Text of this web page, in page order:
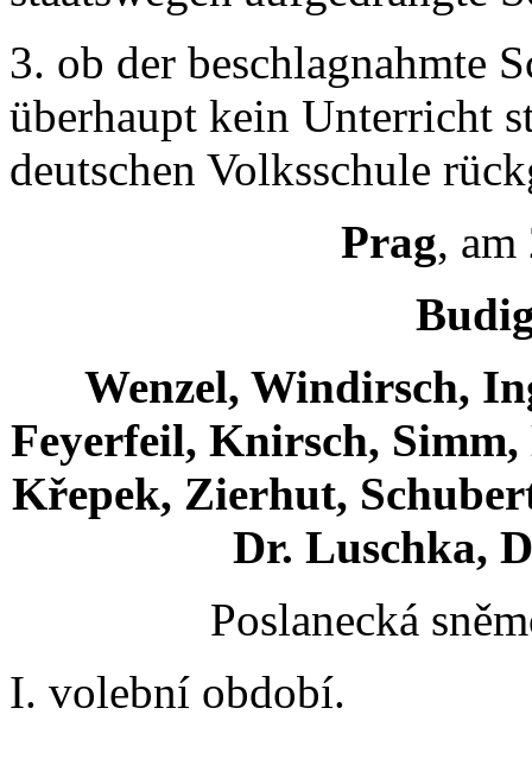
3. ob der beschlagnahmte
überhaupt kein Unterricht
deutschen Volksschule
Prag, am
Wenzel, Windirsch,
Feyerfeil, Knirsch,
Křepek, Zierhut,
Dr. Luschka,
Poslanecká
I. volební období.